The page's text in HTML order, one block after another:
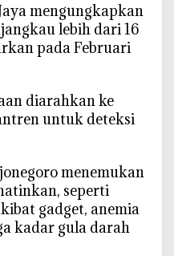
mengungkapkan
lebih dari 16
pada Februari
diarahkan ke
untuk deteksi
menemukan
seperti
gadget, anemia
kadar gula darah